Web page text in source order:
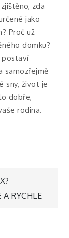
zda
jako
Proč už
domku?
postaví
samozřejmě
sny, život je
dobře,
rodina.
A RYCHLE